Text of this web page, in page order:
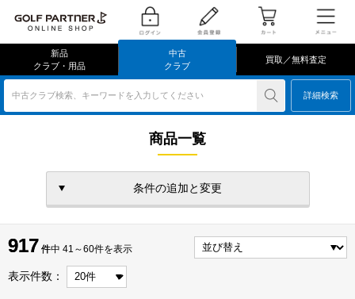
新品
クラブ・用品
中古
クラブ
買取／無料査定
中古クラブ検索、キーワードを入力してください 詳細検索
商品一覧
条件の追加と変更
917 件
917 件中 41～60件を表示
表示件数：